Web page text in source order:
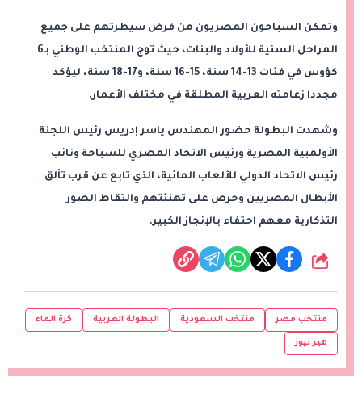
وتمكن السباحون المصريون من فرض سيطرتهم على جميع
المراحل السنية للأولاد والبنات، حيث توج المنتخب الوطني بـ6
كؤوس في فئات 13-14 سنة، 15-16 سنة، و17-18 سنة، ليؤكد
مجددا زعامته العربية المطلقة في مختلف الأعمار.
وشهدت البطولة حضور المهندس ياسر إدريس رئيس اللجنة
الأولمبية المصرية ورئيس الاتحاد المصري للسباحة ونائب
رئيس الاتحاد الدولي للألعاب المائية، الذي تابع عن قرب تألق
الأبطال المصريين وحرص على تهنئتهم والتقاط الصور
التذكارية معهم احتفاء بالإنجاز الكبير.
شارك
منتخب مصر منتخب السعودية البطولة العربية كرة الماء
هير نيوز